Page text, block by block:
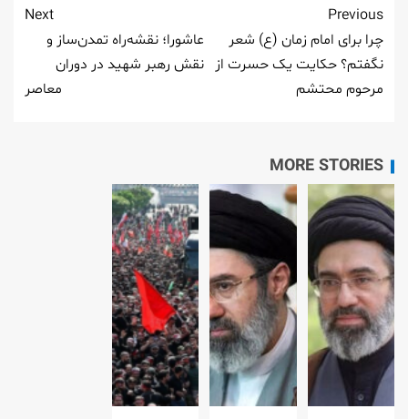
Previous
چرا برای امام زمان (ع) شعر
نگفتم؟ حکایت یک حسرت از
مرحوم محتشم
Next
عاشورا؛ نقشه‌راه تمدن‌ساز و
نقش رهبر شهید در دوران
معاصر
MORE STORIES